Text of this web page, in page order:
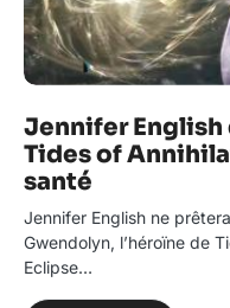
Jennifer
Tides of
santé
Jennifer English ne
Gwendolyn, l’héroïne de
Eclipse…